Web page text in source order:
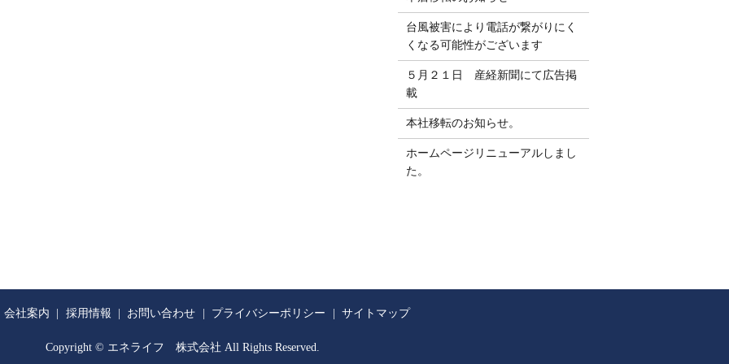
台風被害により電話が繋がりにく
くなる可能性がございます
５月２１日 産経新聞にて広告掲
載
本社移転のお知らせ。
ホームページリニューアルしまし
た。
会社案内 採用情報 お問い合わせ プライバシーポリシー サイトマップ
Copyright © エネライフ 株式会社 All Rights Reserved.